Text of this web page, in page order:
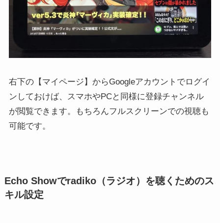
右下の【マイページ】からGoogleアカウントでログイ
ンしておけば、スマホやPCと同様に登録チャンネル
が閲覧できます。もちろんフルスクリーンでの視聴も
可能です。
Echo Showでradiko（ラジオ）を聴くためのス
キル設定